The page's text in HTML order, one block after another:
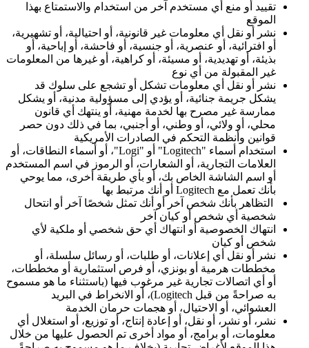
تقييد أو منع أي مستخدم آخر من استخدام والاستمتاع بهذا
الموقع
نشر أو نقل أي معلومات غير قانونية، أو احتيالية، أو تشهيرية،
أو افترائية، أو عنصرية، أو جنسية، أو فاحشة، أو إباحية، أو
بذيئة، أو تهديدية، أو مسيئة، أو كراهية، أو غيرها من المعلومات
غير المقبولة من أي نوع
نشر أو نقل أي معلومات تشكل أو تشجع على سلوك قد
يشكل جريمة جنائية، أو يؤدي إلى مسؤولية مدنية، أو يشكل
ممارسة غير مصرح بها لخدمة مهنية، أو ينتهك أي قانون
محلي، أو ولائي، أو وطني، أو أجنبي، بما في ذلك دون حصر
قوانين وأنظمة التحكم في الصادرات الأمريكية
استخدام أسماء "Logitech" أو "Logi"، أو أسماء النطاقات، أو
العلامات التجارية، أو الشعارات، أو الرموز في اسم المستخدم
أو اسم الشاشة الخاص بك، أو بأي طريقة أخرى، مما يوحي
بأنك تعمل مع Logitech أو أنك مرتبط بها
التظاهر بأنك شخص آخر أو أنك تمثل شخصًا آخر أو انتحال
شخصية أي شخص أو كيان آخر
انتهاك الخصوصية أو انتهاك أي حق شخصي أو ملكية لأي
شخص أو كيان
نشر أو نقل أي إعلانات، أو طلبات، أو رسائل سلسلة، أو
مخططات هرمية أو بونزي، أو فرص استثمارية أو مخططات،
أو أي اتصالات تجارية غير مرغوب فيها (باستثناء ما هو مسموح
به صراحةً من قبل Logitech)، أو الانخراط في البريد
العشوائي، أو الاحتيال، أو هجمات حرمان الخدمة
نشر، أو نشر، أو نقل، أو إعادة إنتاج، أو توزيع، أو استغلال أي
معلومات، أو برامج، أو مواد أخرى تم الحصول عليها من خلال